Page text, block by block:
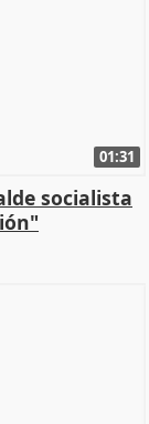
01:31
socialista